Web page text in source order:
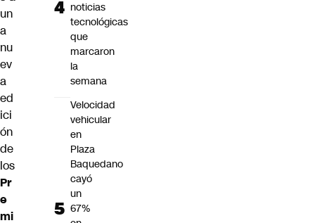
un
a
nu
ev
a
ed
ici
ón
de
los
Pr
e
mi
noticias
tecnológicas
que
marcaron
la
semana
Velocidad
vehicular
en
Plaza
Baquedano
cayó
un
67%